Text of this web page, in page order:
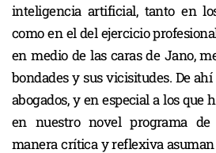
inteligencia artificial, tanto en
como en el del ejercicio
en medio de las caras de Jano,
bondades y sus vicisitudes. De
abogados, y en especial a los que
en nuestro novel programa de
manera crítica y reflexiva